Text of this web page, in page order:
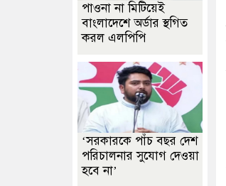
পাওনা না মিটিয়েই
বাংলাদেশে অর্ডার স্থগিত
করল এলপিপি
‘সরকারকে পাঁচ বছর দেশ
পরিচালনার সুযোগ দেওয়া
হবে না’